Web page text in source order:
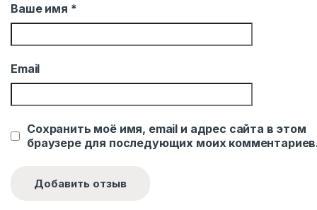
Ваше имя *
Email
Сохранить моё имя, email и адрес сайта в этом
браузере для последующих моих